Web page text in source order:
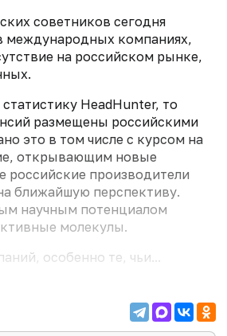
советников сегодня
международных компаниях,
на российском рынке,
HeadHunter, то
размещены российскими
это в том числе с курсом на
открывающим новые
российские производители
ближайшую перспективу.
научным потенциалом
молекулы.
особенно те, чьи...